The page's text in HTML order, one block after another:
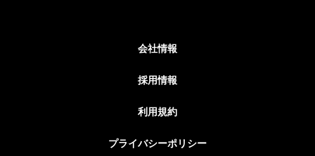
会社情報
採用情報
利用規約
プライバシーポリシー